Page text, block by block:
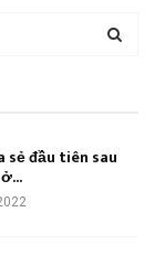
M
sẻ đầu tiên sau